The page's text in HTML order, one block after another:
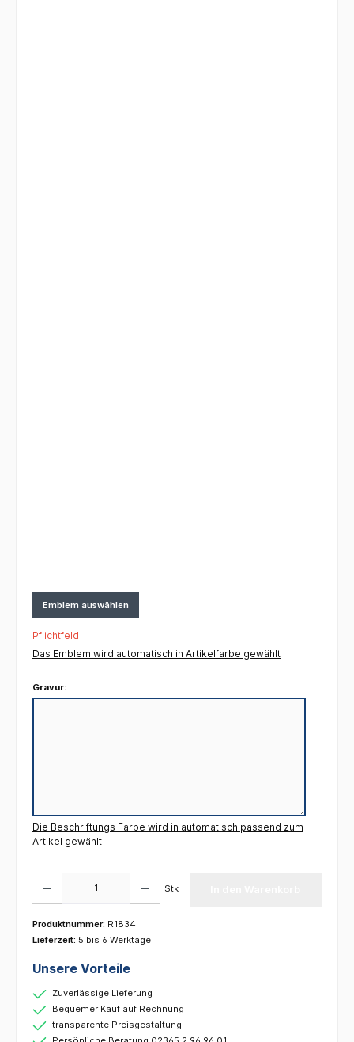
Emblem auswählen
Pflichtfeld
Das Emblem wird automatisch in Artikelfarbe gewählt
Gravur:
Die Beschriftungs Farbe wird in automatisch passend zum
Artikel gewählt
Stk
Produktnummer: R1834
Lieferzeit: 5 bis 6 Werktage
Unsere Vorteile
Zuverlässige Lieferung
Bequemer Kauf auf Rechnung
transparente Preisgestaltung